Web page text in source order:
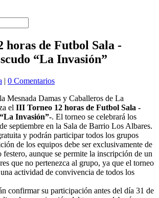
horas de Futbol Sala -
“La Invasión”
| 0 Comentarios
Mesnada Damas y Caballeros de La
el III Torneo 12 horas de Futbol Sala -
Invasión”-. El torneo se celebrará los
septiembre en la Sala de Barrio Los Albares.
y podrán participar todos los grupos
de los equipos debe ser exclusivamente de
festero, aunque se permite la inscripción de un
que no pertenezca al grupo, ya que el torneo
actividad de convivencia de todos los
confirmar su participación antes del día 31 de